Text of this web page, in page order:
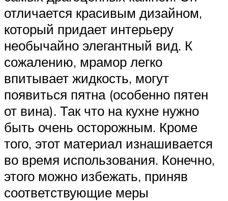
отличается красивым дизайном,
который придает интерьеру
необычайно элегантный вид. К
сожалению, мрамор легко
впитывает жидкость, могут
появиться пятна (особенно пятен
от вина). Так что на кухне нужно
быть очень осторожным. Кроме
того, этот материал изнашивается
во время использования. Конечно,
этого можно избежать, приняв
соответствующие меры